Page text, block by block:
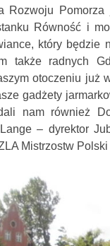
Rozwoju
Równość i
który będzie
także radnych
otoczeniu już
gadżety
nam również
– dyrektor
Mistrzostw